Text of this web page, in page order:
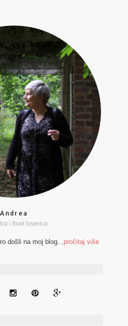
Andrea
i food loverica
došli na moj blog... pročitaj više